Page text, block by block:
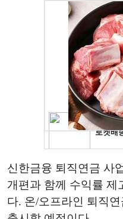
신한금융 퇴직연금 사
개편과 함께 수익률 제
다. 온/오프라인 퇴직